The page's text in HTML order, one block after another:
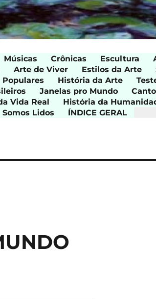
Músicas Crônicas Escultura
Arte de Viver Estilos da Arte
Populares História da Arte
Janelas pro Mundo
Vida Real História da
Somos Lidos ÍNDICE GERAL